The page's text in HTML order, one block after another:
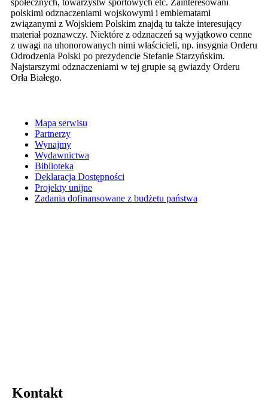
polskimi odznaczeniami wojskowymi i emblematami
związanymi z Wojskiem Polskim znajdą tu także interesujący
materiał poznawczy. Niektóre z odznaczeń są wyjątkowo cenne
z uwagi na uhonorowanych nimi właścicieli, np. insygnia Orderu
Odrodzenia Polski po prezydencie Stefanie Starzyńskim.
Najstarszymi odznaczeniami w tej grupie są gwiazdy Orderu
Orła Białego.
Mapa serwisu
Partnerzy
Wynajmy
Wydawnictwa
Biblioteka
Deklaracja Dostępności
Projekty unijne
Zadania dofinansowane z budżetu państwa
Kontakt